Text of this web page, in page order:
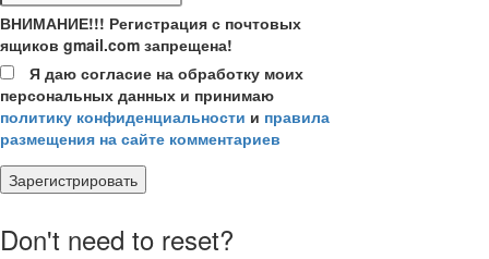
ВНИМАНИЕ!!! Регистрация с почтовых
ящиков gmail.com запрещена!
Я даю согласие на обработку моих
персональных данных и принимаю
политику конфиденциальности и правила
размещения на сайте комментариев
Зарегистрировать
Don't need to reset?